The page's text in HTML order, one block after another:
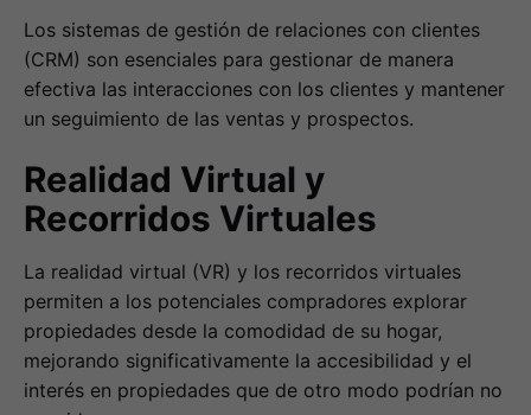
Los sistemas de gestión de relaciones con clientes
(CRM) son esenciales para gestionar de manera
efectiva las interacciones con los clientes y mantener
un seguimiento de las ventas y prospectos.
Realidad Virtual y
Recorridos Virtuales
La realidad virtual (VR) y los recorridos virtuales
permiten a los potenciales compradores explorar
propiedades desde la comodidad de su hogar,
mejorando significativamente la accesibilidad y el
interés en propiedades que de otro modo podrían no